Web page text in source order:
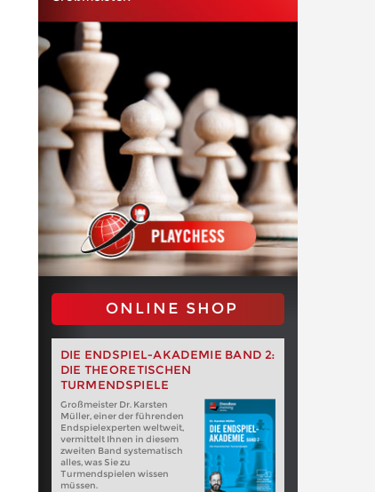
ONLINE SHOP
DIE ENDSPIEL-AKADEMIE BAND 2:
DIE THEORETISCHEN
TURMENDSPIELE
Großmeister Dr. Karsten
Müller, einer der führenden
Endspielexperten weltweit,
vermittelt Ihnen in diesem
zweiten Band systematisch
alles, was Sie zu
Turmendspielen wissen
müssen.